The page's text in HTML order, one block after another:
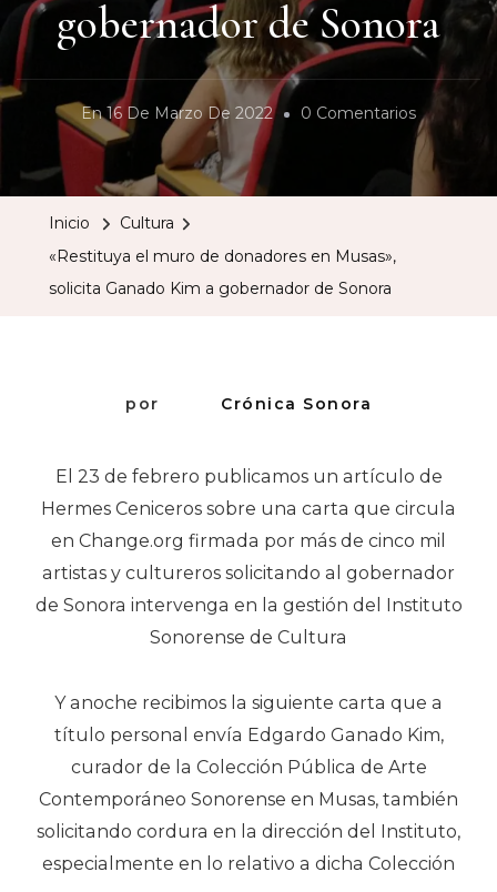
gobernador de Sonora
En16 De Marzo De 2022 0 ComentariosEn
«Restituya
Sonora
Inicio
Cultura
«Restituya el muro de donadores en Musas»,
solicita Ganado Kim a gobernador de Sonora
por Crónica Sonora
El 23 de febrero publicamos un artículo de
Hermes Ceniceros sobre una carta que circula
en Change.org firmada por más de cinco mil
artistas y cultureros solicitando al gobernador
de Sonora intervenga en la gestión del Instituto
Sonorense de Cultura
Y anoche recibimos la siguiente carta que a
título personal envía Edgardo Ganado Kim,
curador de la Colección Pública de Arte
Contemporáneo Sonorense en Musas, también
solicitando cordura en la dirección del Instituto,
especialmente en lo relativo a dicha Colección